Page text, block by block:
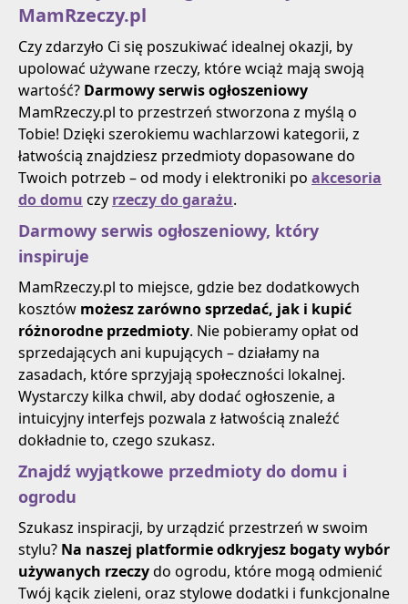
MamRzeczy.pl
Czy zdarzyło Ci się poszukiwać idealnej okazji, by
upolować używane rzeczy, które wciąż mają swoją
wartość? Darmowy serwis ogłoszeniowy
MamRzeczy.pl to przestrzeń stworzona z myślą o
Tobie! Dzięki szerokiemu wachlarzowi kategorii, z
łatwością znajdziesz przedmioty dopasowane do
Twoich potrzeb – od mody i elektroniki po akcesoria
do domu czy rzeczy do garażu.
Darmowy serwis ogłoszeniowy, który
inspiruje
MamRzeczy.pl to miejsce, gdzie bez dodatkowych
kosztów możesz zarówno sprzedać, jak i kupić
różnorodne przedmioty. Nie pobieramy opłat od
sprzedających ani kupujących – działamy na
zasadach, które sprzyjają społeczności lokalnej.
Wystarczy kilka chwil, aby dodać ogłoszenie, a
intuicyjny interfejs pozwala z łatwością znaleźć
dokładnie to, czego szukasz.
Znajdź wyjątkowe przedmioty do domu i
ogrodu
Szukasz inspiracji, by urządzić przestrzeń w swoim
stylu? Na naszej platformie odkryjesz bogaty wybór
używanych rzeczydo ogrodu, które mogą odmienić
Twój kącik zieleni, oraz stylowe dodatki i funkcjonalne